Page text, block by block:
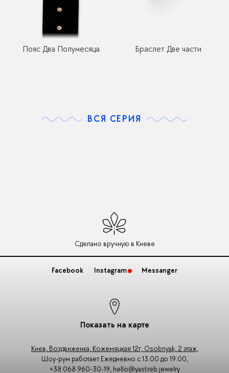
Пояс Два Полумесяца Браслет Две части
ВСЯ СЕРИЯ
Сделано вручную в Киеве
Facebook Instagram Messanger
Показать на карте
Киев, Воздвиженка, Кожемяцкая 12г, Osobnyak, 2 этаж,
Шоу-рум работает Ежедневно с 13:00 до 19:00,
+38 068 960-30-19, hello@yastreb.jewelry